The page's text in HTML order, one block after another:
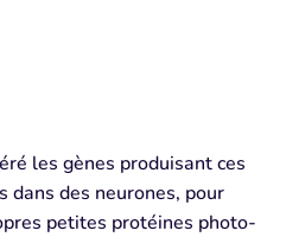
les gènes produisant ces
dans des neurones, pour
petites protéines photo-